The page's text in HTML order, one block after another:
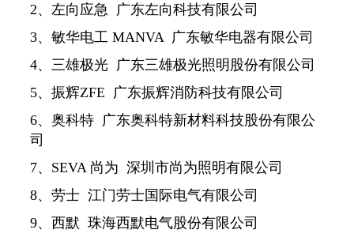
2、左向应急 广东左向科技有限公司
3、敏华电工 MANVA 广东敏华电器有限公司
4、三雄极光 广东三雄极光照明股份有限公司
5、振辉ZFE 广东振辉消防科技有限公司
6、奥科特 广东奥科特新材料科技股份有限公
司
7、SEVA 尚为 深圳市尚为照明有限公司
8、劳士 江门劳士国际电气有限公司
9、西默 珠海西默电气股份有限公司